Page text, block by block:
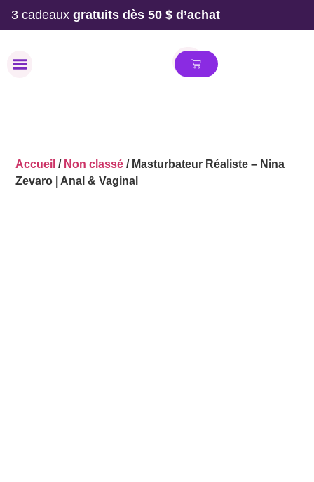
3 cadeaux gratuits dès 50 $ d’achat
Accueil / Non classé / Masturbateur Réaliste – Nina
Zevaro | Anal & Vaginal